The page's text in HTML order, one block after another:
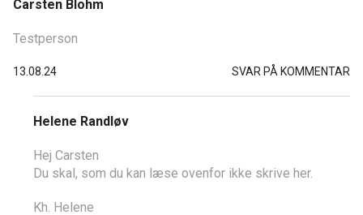
Carsten Blohm
Testperson
13.08.24 SVAR PÅ KOMMENTAR
Helene Randløv
Hej Carsten
Du skal, som du kan læse ovenfor ikke skrive her.
Kh. Helene